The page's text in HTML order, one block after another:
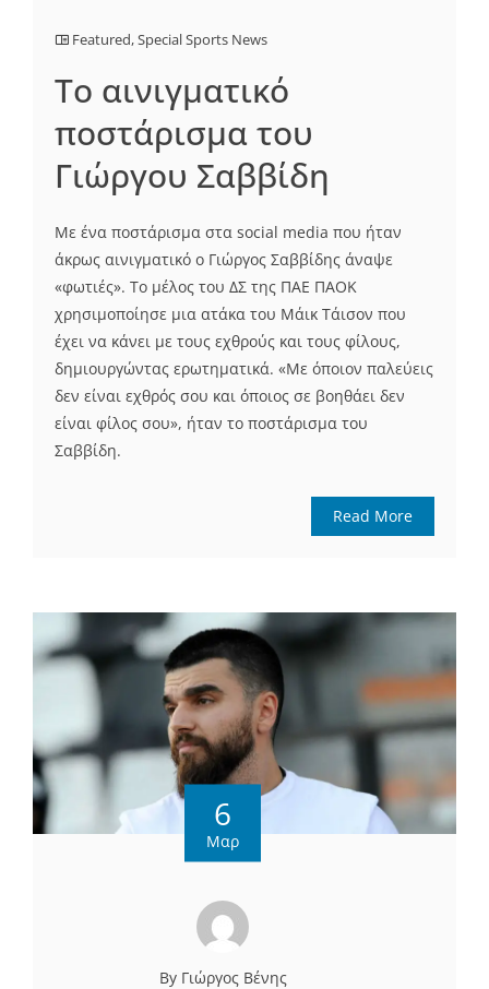
Featured,Special Sports News
Tο αινιγματικό
ποστάρισμα του
Γιώργου Σαββίδη
Με ένα ποστάρισμα στα social media που ήταν
άκρως αινιγματικό ο Γιώργος Σαββίδης άναψε
«φωτιές». Το μέλος του ΔΣ της ΠΑΕ ΠΑΟΚ
χρησιμοποίησε μια ατάκα του Μάικ Τάισον που
έχει να κάνει με τους εχθρούς και τους φίλους,
δημιουργώντας ερωτηματικά. «Με όποιον παλεύεις
δεν είναι εχθρός σου και όποιος σε βοηθάει δεν
είναι φίλος σου», ήταν το ποστάρισμα του
Σαββίδη.
Read More
6
Μαρ
By Γιώργος Βένης